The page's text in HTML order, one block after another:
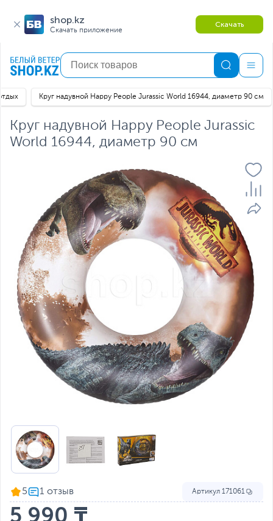
shop.kz
Скачать приложение
Скачать
Круг надувной Happy People Jurassic World 16944, диаметр 90 см
Круг надувной Happy People Jurassic
World 16944, диаметр 90 см
5 Артикул 171061
5 990 ₸